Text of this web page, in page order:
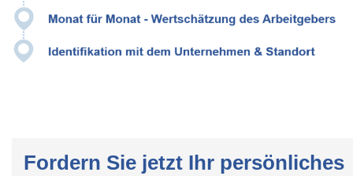
Fordern Sie jetzt Ihr persönliches